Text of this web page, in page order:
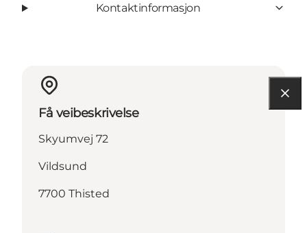
Kontaktinformasjon
Få veibeskrivelse
Skyumvej 72
Vildsund
7700 Thisted